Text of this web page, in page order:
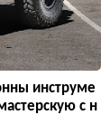
инструме
с н